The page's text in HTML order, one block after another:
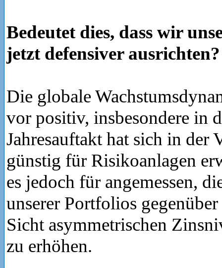
Bedeutet dies, dass wir
jetzt defensiver
Die globale
vor positiv, insbesondere in
Jahresauftakt hat sich in der
günstig für Risikoanlagen
es jedoch für angemessen,
unserer Portfolios gegenüber
Sicht asymmetrischen
zu erhöhen.